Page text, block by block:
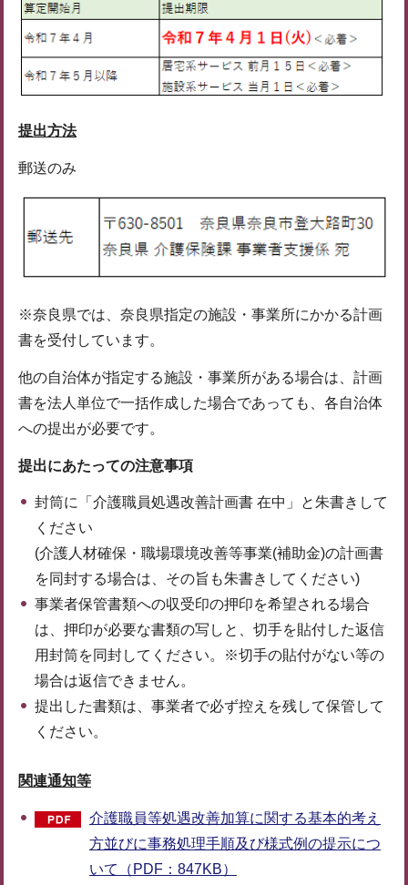
提出方法
郵送のみ
※奈良県では、奈良県指定の施設・事業所にかかる計画
書を受付しています。
他の自治体が指定する施設・事業所がある場合は、計画
書を法人単位で一括作成した場合であっても、各自治体
への提出が必要です。
提出にあたっての注意事項
封筒に「介護職員処遇改善計画書 在中」と朱書きして
ください
(介護人材確保・職場環境改善等事業(補助金)の計画書
を同封する場合は、その旨も朱書きしてください)
事業者保管書類への収受印の押印を希望される場合
は、押印が必要な書類の写しと、切手を貼付した返信
用封筒を同封してください。※切手の貼付がない等の
場合は返信できません。
提出した書類は、事業者で必ず控えを残して保管して
ください。
関連通知等
介護職員等処遇改善加算に関する基本的考え
方並びに事務処理手順及び様式例の提示につ
いて（PDF：847KB）